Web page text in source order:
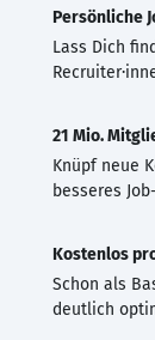
Persönliche
Lass Dich
21 Mio.
Knüpf neue
besseres
Kostenlos
Schon als
deutlich